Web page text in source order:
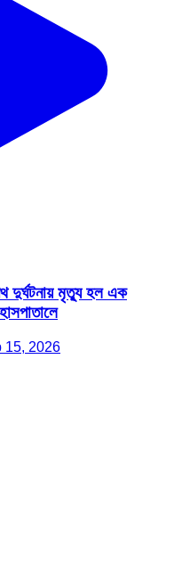
দুর্ঘটনায় মৃত্যু হল এক
15, 2026